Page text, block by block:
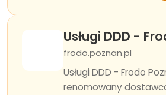
Usługi DDD -
frodo.poznan.pl
Usługi DDD - Frodo
renomowany